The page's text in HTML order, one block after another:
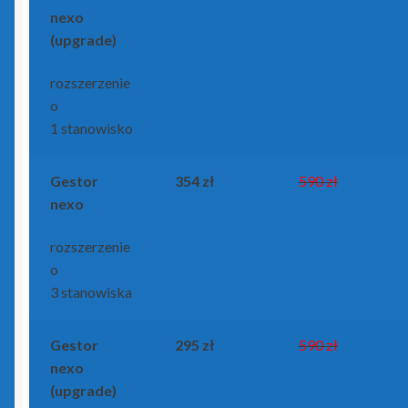
WAPRO by Asseco
Zamówienie
Zdalna pomoc
nexo
(upgrade)
rozszerzenie
o
1 stanowisko
Gestor
nexo
rozszerzenie
o
3 stanowiska
354 zł 590 zł
Gestor
nexo
(upgrade)
295 zł 590 zł